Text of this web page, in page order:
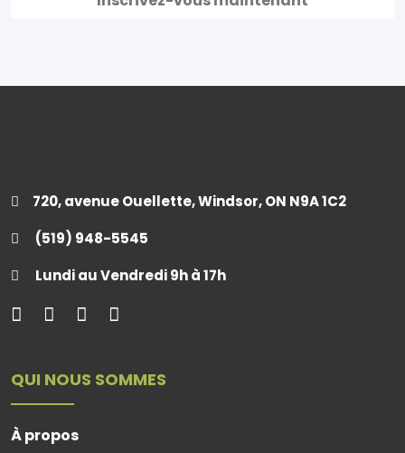
720, avenue Ouellette, Windsor, ON N9A 1C2
(519) 948-5545
Lundi au Vendredi 9h à 17h
QUI NOUS SOMMES
À propos